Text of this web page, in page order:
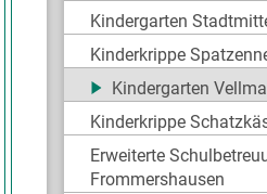
Kindergarten
Kinderkrippe
Kindergarten
Kinderkrippe
Erweiterte
Frommershausen